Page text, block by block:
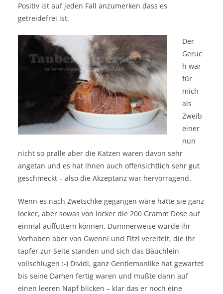
Positiv ist auf jeden Fall anzumerken dass es
getreidefrei ist.
Der
Geruc
h war
für
mich
als
Zweib
einer
nun
nicht so pralle aber die Katzen waren davon sehr
angetan und es hat ihnen auch offensichtlich sehr gut
geschmeckt – also die Akzeptanz war hervorragend.
Wenn es nach Zwetschke gegangen wäre hätte sie ganz
locker, aber sowas von locker die 200 Gramm Dose auf
einmal auffuttern können. Dummerweise wurde ihr
Vorhaben aber von Gwenni und Fitzi vereitelt, die ihr
tapfer zur Seite standen und sich das Bäuchlein
vollschlugen :-) Dividi, ganz Gentlemanlike hat gewartet
bis seine Damen fertig waren und mußte dann auf
einen leeren Napf blicken – klar das er noch eine